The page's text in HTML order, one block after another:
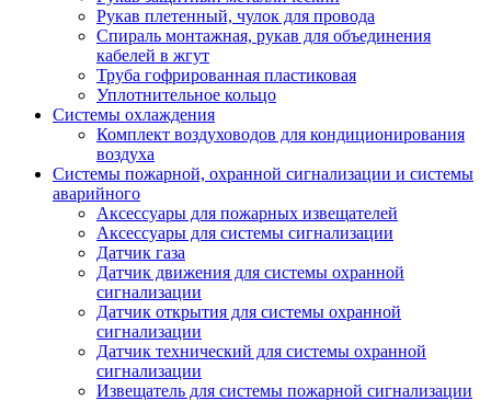
Рукав плетенный, чулок для провода
Спираль монтажная, рукав для объединения
кабелей в жгут
Труба гофрированная пластиковая
Уплотнительное кольцо
Системы охлаждения
Комплект воздуховодов для кондиционирования
воздуха
Системы пожарной, охранной сигнализации и системы
аварийного
Аксессуары для пожарных извещателей
Аксессуары для системы сигнализации
Датчик газа
Датчик движения для системы охранной
сигнализации
Датчик открытия для системы охранной
сигнализации
Датчик технический для системы охранной
сигнализации
Извещатель для системы пожарной сигнализации